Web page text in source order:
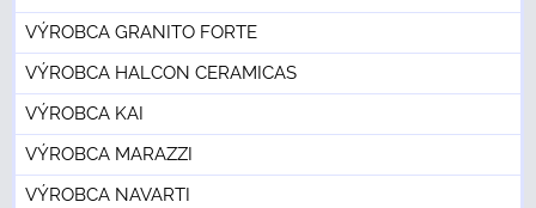
VÝROBCA GRANITO FORTE
VÝROBCA HALCON CERAMICAS
VÝROBCA KAI
VÝROBCA MARAZZI
VÝROBCA NAVARTI